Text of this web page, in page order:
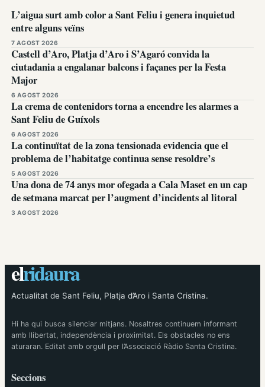
L’aigua surt amb color a Sant Feliu i genera inquietud
entre alguns veïns
7 AGOST 2026
Castell d’Aro, Platja d’Aro i S’Agaró convida la
ciutadania a engalanar balcons i façanes per la Festa
Major
6 AGOST 2026
La crema de contenidors torna a encendre les alarmes a
Sant Feliu de Guíxols
6 AGOST 2026
La continuïtat de la zona tensionada evidencia que el
problema de l’habitatge continua sense resoldre’s
5 AGOST 2026
Una dona de 74 anys mor ofegada a Cala Maset en un cap
de setmana marcat per l’augment d’incidents al litoral
3 AGOST 2026
elridaura
Actualitat de Sant Feliu, Platja d’Aro i Santa Cristina.
Hi ha qui busca silenciar mitjans. Nosaltres continuem informant
amb llibertat, independència i proximitat. Els obstacles no ens
aturaran. Editat amb orgull per l’Associació Ràdio Santa Cristina.
Seccions